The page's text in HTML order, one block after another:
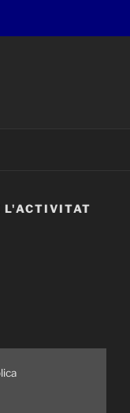
L'ACTIVITAT